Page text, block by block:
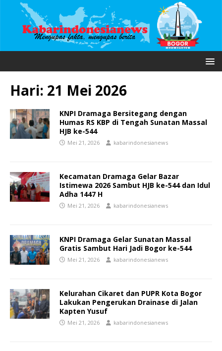
Hari: 21 Mei 2026
KNPI Dramaga Bersitegang dengan
Humas RS KBP di Tengah Sunatan Massal
HJB ke-544
Mei 21, 2026 kabarindonesianews
Kecamatan Dramaga Gelar Bazar
Istimewa 2026 Sambut HJB ke-544 dan Idul
Adha 1447 H
Mei 21, 2026 kabarindonesianews
KNPI Dramaga Gelar Sunatan Massal
Gratis Sambut Hari Jadi Bogor ke-544
Mei 21, 2026 kabarindonesianews
Kelurahan Cikaret dan PUPR Kota Bogor
Lakukan Pengerukan Drainase di Jalan
Kapten Yusuf
Mei 21, 2026 kabarindonesianews